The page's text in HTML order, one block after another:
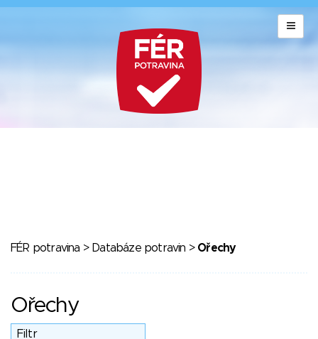
FÉR potravina > Databáze potravin > Ořechy
Ořechy